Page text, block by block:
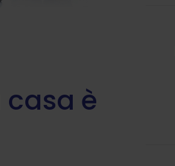
casa è